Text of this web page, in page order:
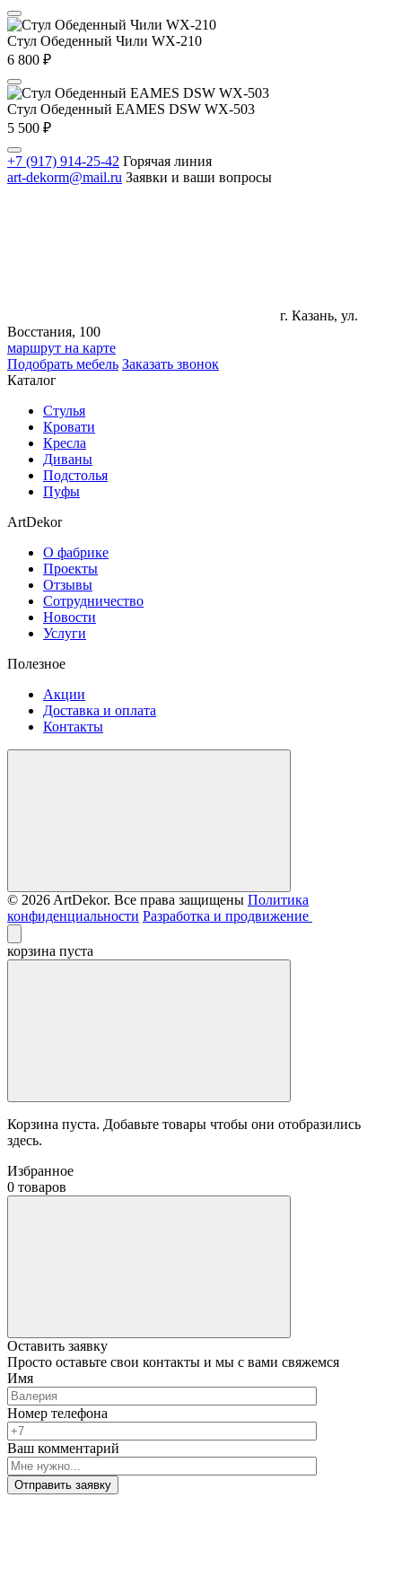
Стул Обеденный Чили WX-210
6 800 ₽
Стул Обеденный EAMES DSW WX-503
5 500 ₽
+7 (917) 914-25-42 Горячая линия
art-dekorm@mail.ru Заявки и ваши вопросы
г. Казань, ул.
Восстания, 100
маршрут на карте
Подобрать мебель Заказать звонок
Каталог
Стулья
Кровати
Кресла
Диваны
Подстолья
Пуфы
ArtDekor
О фабрике
Проекты
Отзывы
Сотрудничество
Новости
Услуги
Полезное
Акции
Доставка и оплата
Контакты
© 2026 ArtDekor. Все права защищены Политика
конфиденциальности Разработка и продвижение
корзина пуста
Корзина пуста. Добавьте товары чтобы они отобразились
здесь.
Избранное
0 товаров
Оставить заявку
Просто оставьте свои контакты и мы с вами свяжемся
Имя
Номер телефона
Ваш комментарий
Отправить заявку